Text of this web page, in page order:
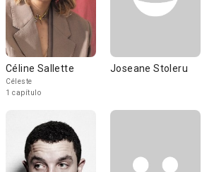
Céline Sallette
Céleste
1 capítulo
Joseane Stoleru